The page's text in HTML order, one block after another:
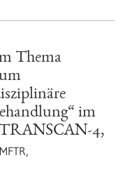
Thema
im
TRANSCAN-4,